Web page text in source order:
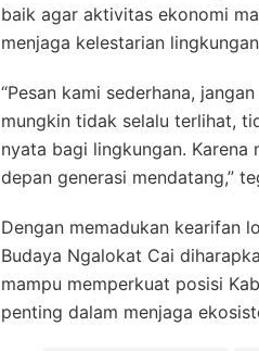
baik agar aktivitas ekonomi
menjaga kelestarian
“Pesan kami sederhana,
mungkin tidak selalu terlihat,
nyata bagi lingkungan. Karena
depan generasi mendatang,”
Dengan memadukan kearifan
Budaya Ngalokat Cai
mampu memperkuat posisi
penting dalam menjaga